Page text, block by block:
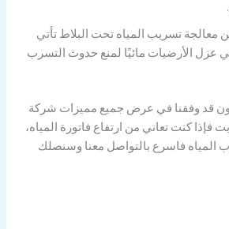
معالجة تسريب المياه تحت البلاط تأتي
عزل الأرضيات مائيًا لمنع حدوث التسرب
قد وفقنا في عرض جميع مميزات شركة
فإذا كنت تعاني من ارتفاع فاتورة المياه،
المياه فاسرع بالتواصل معنا وسنصلك